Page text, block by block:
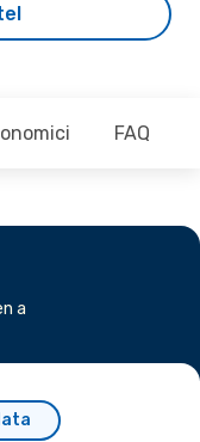
FAQ
a